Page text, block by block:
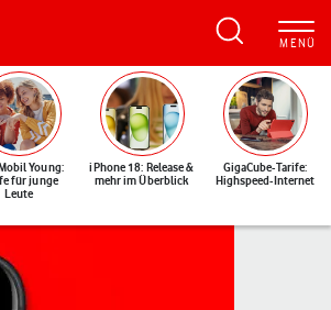
Young:
für junge
Leute
iPhone 18: Release &
mehr im Überblick
GigaCube-Tarife:
Highspeed-Internet